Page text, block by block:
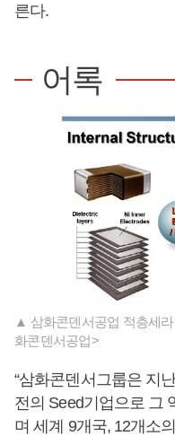
른다.
어록
▲ 삼화콘덴서공업 적층세
화콘덴서공업>
“삼화콘덴서그룹은 지
전의 Seed기업으로 그
며 세계 9개국, 12개소